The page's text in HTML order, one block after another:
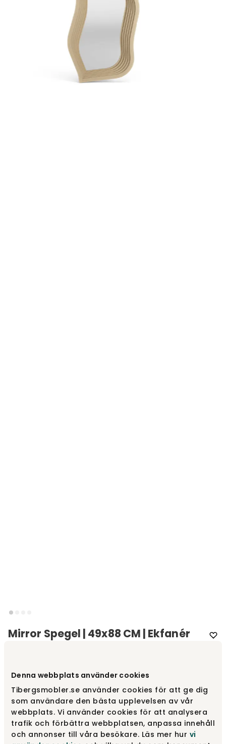
Denna webbplats använder cookies
Tibergsmobler.se använder cookies för att ge dig
som användare den bästa upplevelsen av vår
webbplats. Vi använder cookies för att analysera
trafik och förbättra webbplatsen, anpassa innehåll
och annonser till våra besökare. Läs mer hur vi
Mirror Spegel | 49x88 CM | Ekfanér
15 410 kr
Lägg i varukorg
Fri frakt över 1.500 kr Prisgaranti